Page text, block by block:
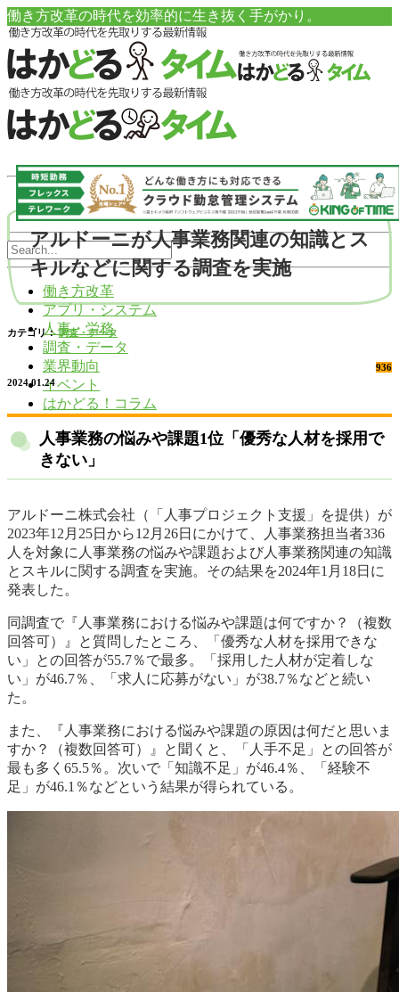
働き方改革の時代を効率的に生き抜く手がかり。
働き方改革
アプリ・システム
人事・労務
調査・データ
業界動向
イベント
はかどる！コラム
アルドーニが人事業務関連の知識とス
キルなどに関する調査を実施
カテゴリ： 調査・データ
936
2024.01.24
人事業務の悩みや課題1位「優秀な人材を採用で
きない」
アルドーニ株式会社（「人事プロジェクト支援」を提供）が
2023年12月25日から12月26日にかけて、人事業務担当者336
人を対象に人事業務の悩みや課題および人事業務関連の知識
とスキルに関する調査を実施。その結果を2024年1月18日に
発表した。
同調査で『人事業務における悩みや課題は何ですか？（複数
回答可）』と質問したところ、「優秀な人材を採用できな
い」との回答が55.7％で最多。「採用した人材が定着しな
い」が46.7％、「求人に応募がない」が38.7％などと続い
た。
また、『人事業務における悩みや課題の原因は何だと思いま
すか？（複数回答可）』と聞くと、「人手不足」との回答が
最も多く65.5％。次いで「知識不足」が46.4％、「経験不
足」が46.1％などという結果が得られている。